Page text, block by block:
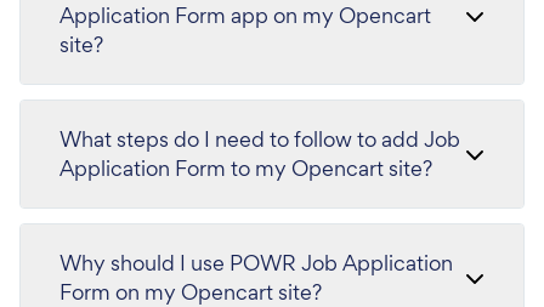
Application Form app on my Opencart
site?
What steps do I need to follow to add Job
Application Form to my Opencart site?
Why should I use POWR Job Application
Form on my Opencart site?